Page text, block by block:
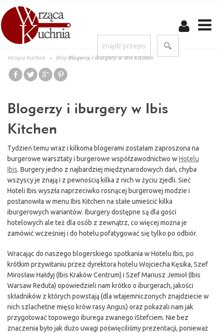
Wrząca Kuchnia Blog Blogerzy i iburgery w Ibis Kitchen
Blogerzy i iburgery w Ibis
Kitchen
Tydzień temu wraz i kilkoma blogerami zostałam zaproszona na
burgerowe warsztaty i burgerowe współzawodnictwo wHotelu
Ibis. Burgery jedno z najbardziej międzynarodowych dań, chyba
wszyscy je znają i z pewnością kilka z nich w życiu zjedli. Sieć
Hoteli Ibis wyszła naprzeciwko rosnącej burgerowej modzie i
postanowiła w menu Ibis Kitchen na stałe umieścić kilka
iburgerowych wariantów. Iburgery dostępne są dla gości
hotelowych ale też dla osób z zewnątrz, co więcej można je
zamówić wcześniej i do hotelu pofatygować się tylko po odbiór.
Wracając do naszego blogerskiego spotkania w Hotelu Ibis, po
krótkim przywitaniu przez dyrektora hotelu Wojciecha Kęsika, Szef
Mirosław Hałdyj (Ibis Kraków Centrum) i Szef Mariusz Jemioł (Ibis
Warsaw Reduta) opowiedzieli nam krótko o iburgerach, jakości
składników z których powstają (dla wtajemniczonych znajdziecie w
nich szlachetne mięso krów rasy Angus) oraz pokazali nam jak
przygotować topowego iburega zwanego iStefciem. Nie bez
znaczenia było jak dużo uwagi poświęciliśmy prezentacji, ponieważ